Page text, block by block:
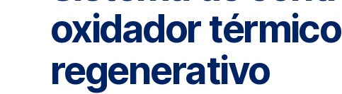
oxidador térmico
regenerativo